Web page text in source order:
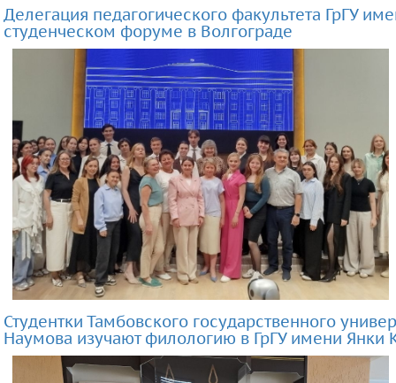
Делегация педагогического факультета ГрГУ
студенческом форуме в Волгограде
Студентки Тамбовского государственного
Наумова изучают филологию в ГрГУ имени Янки